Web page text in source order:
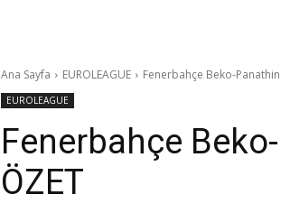
Ana Sayfa EUROLEAGUE Fenerbahçe Beko-
EUROLEAGUE
Fenerbahçe
ÖZET